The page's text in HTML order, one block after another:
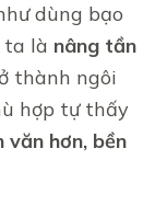
dùng bạo
ta là nâng tần
thành ngôi
hợp tự thấy
văn hơn, bền